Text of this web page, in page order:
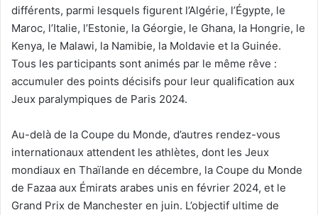
différents, parmi lesquels figurent l’Algérie, l’Égypte, le
Maroc, l’Italie, l’Estonie, la Géorgie, le Ghana, la Hongrie, le
Kenya, le Malawi, la Namibie, la Moldavie et la Guinée.
Tous les participants sont animés par le même rêve :
accumuler des points décisifs pour leur qualification aux
Jeux paralympiques de Paris 2024.
Au-delà de la Coupe du Monde, d’autres rendez-vous
internationaux attendent les athlètes, dont les Jeux
mondiaux en Thaïlande en décembre, la Coupe du Monde
de Fazaa aux Émirats arabes unis en février 2024, et le
Grand Prix de Manchester en juin. L’objectif ultime de